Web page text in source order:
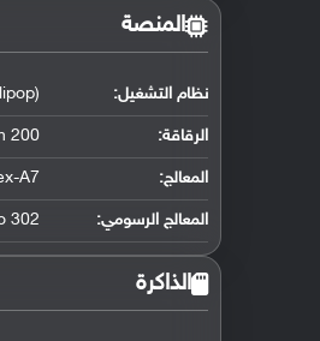
المنصة
نظام التشغيل:
الرقاقة:
200
المعالج:
A7
المعالج الرسومي:
302
الذاكرة